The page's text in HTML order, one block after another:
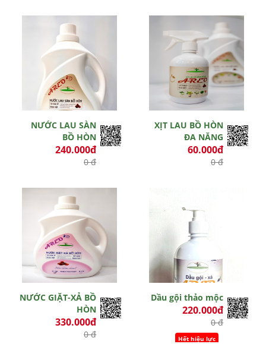
NƯỚC LAU SÀN
BỒ HÒN
240.000đ
0 đ
XỊT LAU BỒ HÒN
ĐA NĂNG
60.000đ
0 đ
NƯỚC GIẶT-XẢ BỒ
HÒN
330.000đ
0 đ
Dầu gội thảo mộc
220.000đ
0 đ
Hết hiệu lực